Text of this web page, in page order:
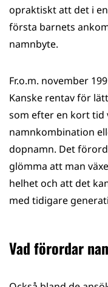
opraktiskt att det i
första barnets
namnbyte.
Fr.o.m. november
Kanske rentav för
som efter en kort tid
namnkombination
dopnamn. Det
glömma att man
helhet och att det
med tidigare
Vad förordar